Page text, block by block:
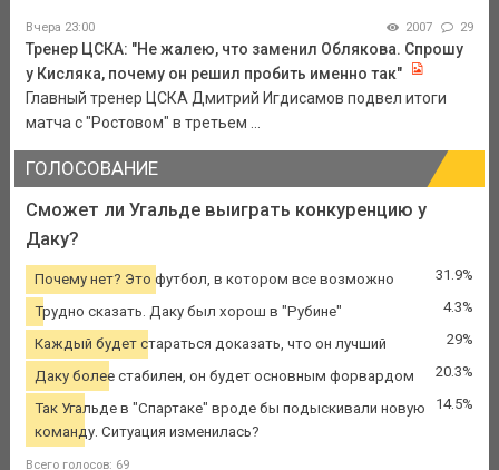
Вчера 23:00 2007 29
Тренер ЦСКА: "Не жалею, что заменил Облякова. Спрошу
у Кисляка, почему он решил пробить именно так"
Главный тренер ЦСКА Дмитрий Игдисамов подвел итоги
матча с "Ростовом" в третьем ...
ГОЛОСОВАНИЕ
Сможет ли Угальде выиграть конкуренцию у
Даку?
Почему нет? Это футбол, в котором все возможно 31.9%
Трудно сказать. Даку был хорош в "Рубине" 4.3%
Каждый будет стараться доказать, что он лучший 29%
Даку более стабилен, он будет основным форвардом 20.3%
Так Угальде в "Спартаке" вроде бы подыскивали новую
команду. Ситуация изменилась?
14.5%
Всего голосов: 69